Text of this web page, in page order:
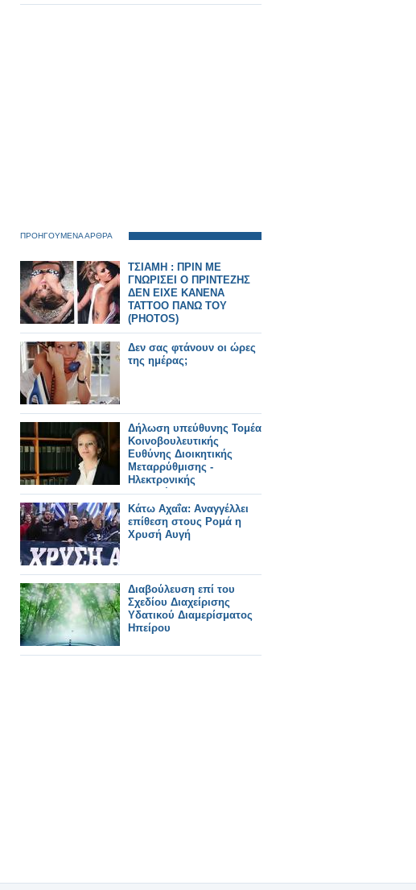
ΠΡΟΗΓΟΥΜΕΝΑ ΑΡΘΡΑ
ΤΣΙΑΜΗ : ΠΡΙΝ ΜΕ
ΓΝΩΡΙΣΕΙ Ο ΠΡΙΝΤΕΖΗΣ
ΔΕΝ ΕΙΧΕ ΚΑΝΕΝΑ
ΤΑΤΤΟΟ ΠΑΝΩ ΤΟΥ
(PHOTOS)
Δεν σας φτάνουν οι ώρες
της ημέρας;
Δήλωση υπεύθυνης Τομέα
Κοινοβουλευτικής
Ευθύνης Διοικητικής
Μεταρρύθμισης -
Ηλεκτρονικής
Διακυβέρνησης των
Ανεξαρτήτων Ελλήνων
Μαρίνας Χρυσοβελώνη
Κάτω Αχαΐα: Αναγγέλλει
επίθεση στους Ρομά η
Χρυσή Αυγή
Διαβούλευση επί του
Σχεδίου Διαχείρισης
Υδατικού Διαμερίσματος
Ηπείρου